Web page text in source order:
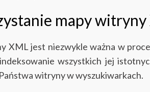
mapy witryny
XML jest niezwykle ważna w
wszystkich jej
witryny w wyszukiwarkach.